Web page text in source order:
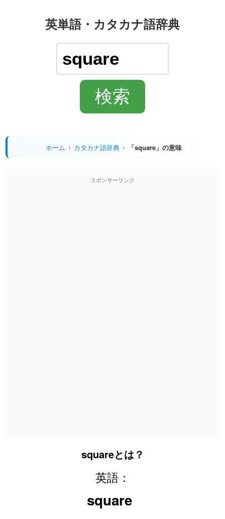
英単語・カタカナ語辞典
ホーム カタカナ語辞典 「square」の意味
スポンサーリンク
squareとは？
英語：
square